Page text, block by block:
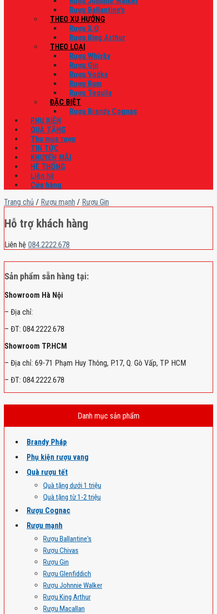
Rượu Ballantine’s
THEO XU HƯỚNG
Rượu X.O
Rượu King Arthur
THEO LOẠI
Rượu Whisky
Rượu Gin
Rượu Vodka
Rượu Rum
Rượu Tequila
ĐẶC BIỆT
Rượu Brandy Cognac
PHỤ KIỆN
QUÀ TẶNG
Thu mua rượu
TIN TỨC
KHUYẾN MÃI
HỆ THỐNG
Liên hệ
Cửa hàng
Trang chủ / Rượu mạnh / Rượu Gin
Hỗ trợ khách hàng
Liên hệ 084.2222.678
Sản phẩm sẵn hàng tại:
Showroom Hà Nội
– Địa chỉ:
– ĐT: 084.2222.678
Showroom TP.HCM
– Địa chỉ: 69-71 Phạm Huy Thông, P.17, Q. Gò Vấp, TP HCM
– ĐT: 084.2222.678
Danh mục sản phẩm
Brandy Pháp
Phụ kiện rượu vang
Quà rượu tết
Quà tặng dưới 1 triệu
Quà tặng từ 1-2 triệu
Rượu Cognac
Rượu mạnh
Rượu Ballantine's
Rượu Chivas
Rượu Gin
Rượu Glenfiddich
Rượu Johnnie Walker
Rượu King Arthur
Rượu Macallan